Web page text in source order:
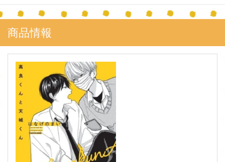
商品情報